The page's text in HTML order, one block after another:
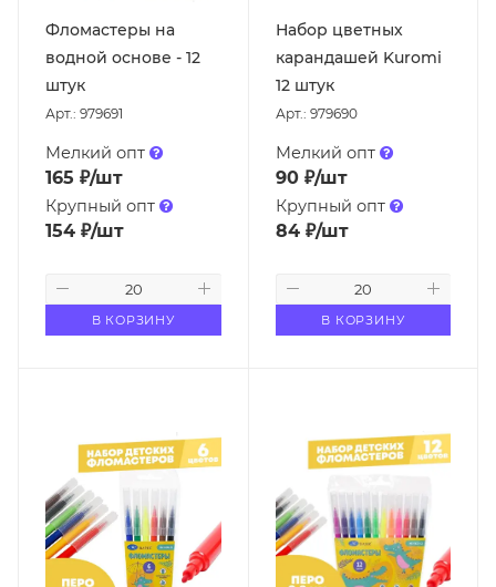
Фломастеры на
водной основе - 12
штук
Арт.: 979691
Мелкий опт
165 ₽/шт
Крупный опт
154 ₽/шт
В КОРЗИНУ
Набор цветных
карандашей Kuromi
12 штук
Арт.: 979690
Мелкий опт
90₽/шт
Крупный опт
84₽/шт
В КОРЗИНУ